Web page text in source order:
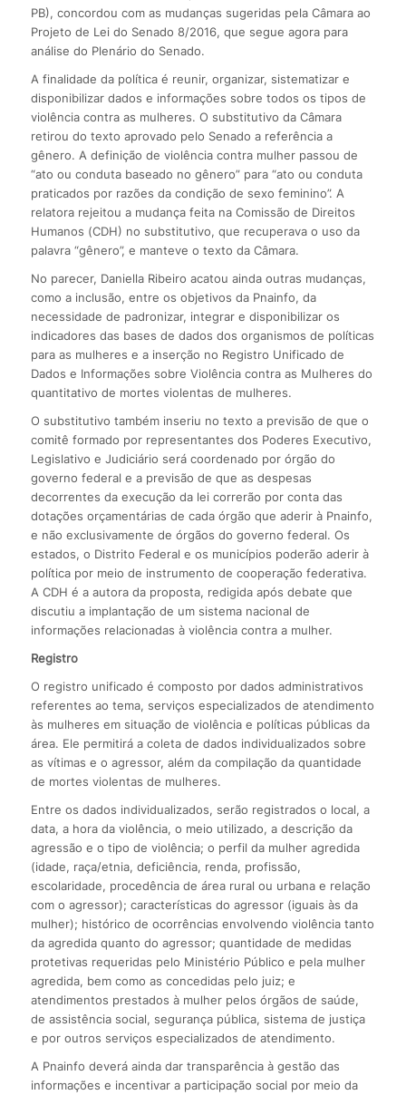
PB), concordou com as mudanças sugeridas pela Câmara ao
Projeto de Lei do Senado 8/2016, que segue agora para
análise do Plenário do Senado.
A finalidade da política é reunir, organizar, sistematizar e
disponibilizar dados e informações sobre todos os tipos de
violência contra as mulheres. O substitutivo da Câmara
retirou do texto aprovado pelo Senado a referência a
gênero. A definição de violência contra mulher passou de
“ato ou conduta baseado no gênero” para “ato ou conduta
praticados por razões da condição de sexo feminino”. A
relatora rejeitou a mudança feita na Comissão de Direitos
Humanos (CDH) no substitutivo, que recuperava o uso da
palavra “gênero”, e manteve o texto da Câmara.
No parecer, Daniella Ribeiro acatou ainda outras mudanças,
como a inclusão, entre os objetivos da Pnainfo, da
necessidade de padronizar, integrar e disponibilizar os
indicadores das bases de dados dos organismos de políticas
para as mulheres e a inserção no Registro Unificado de
Dados e Informações sobre Violência contra as Mulheres do
quantitativo de mortes violentas de mulheres.
O substitutivo também inseriu no texto a previsão de que o
comitê formado por representantes dos Poderes Executivo,
Legislativo e Judiciário será coordenado por órgão do
governo federal e a previsão de que as despesas
decorrentes da execução da lei correrão por conta das
dotações orçamentárias de cada órgão que aderir à Pnainfo,
e não exclusivamente de órgãos do governo federal. Os
estados, o Distrito Federal e os municípios poderão aderir à
política por meio de instrumento de cooperação federativa.
A CDH é a autora da proposta, redigida após debate que
discutiu a implantação de um sistema nacional de
informações relacionadas à violência contra a mulher.
Registro
O registro unificado é composto por dados administrativos
referentes ao tema, serviços especializados de atendimento
às mulheres em situação de violência e políticas públicas da
área. Ele permitirá a coleta de dados individualizados sobre
as vítimas e o agressor, além da compilação da quantidade
de mortes violentas de mulheres.
Entre os dados individualizados, serão registrados o local, a
data, a hora da violência, o meio utilizado, a descrição da
agressão e o tipo de violência; o perfil da mulher agredida
(idade, raça/etnia, deficiência, renda, profissão,
escolaridade, procedência de área rural ou urbana e relação
com o agressor); características do agressor (iguais às da
mulher); histórico de ocorrências envolvendo violência tanto
da agredida quanto do agressor; quantidade de medidas
protetivas requeridas pelo Ministério Público e pela mulher
agredida, bem como as concedidas pelo juiz; e
atendimentos prestados à mulher pelos órgãos de saúde,
de assistência social, segurança pública, sistema de justiça
e por outros serviços especializados de atendimento.
A Pnainfo deverá ainda dar transparência à gestão das
informações e incentivar a participação social por meio da